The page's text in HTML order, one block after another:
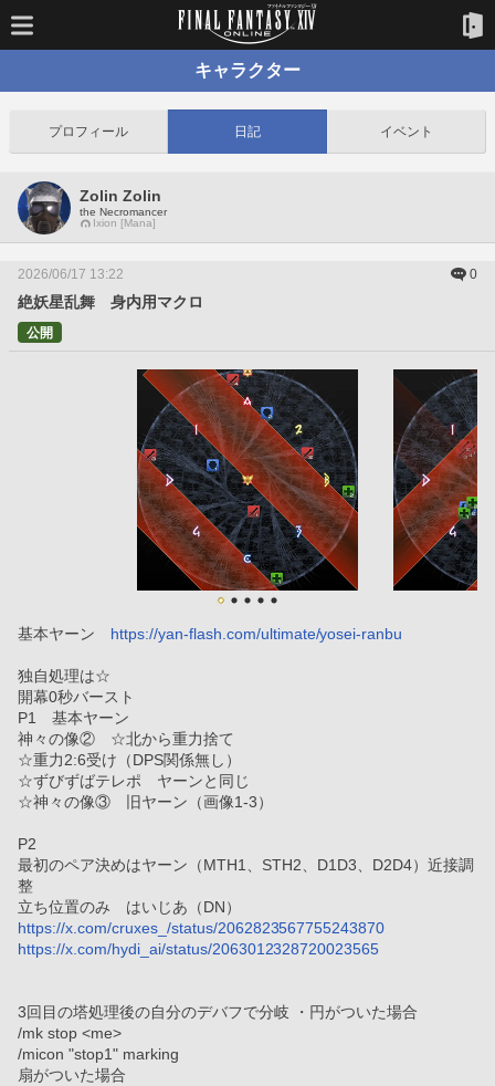
キャラクター
プロフィール 日記 イベント
Zolin Zolin
the Necromancer
Ixion [Mana]
2026/06/17 13:22 0
絶妖星乱舞 身内用マクロ
公開
基本ヤーン https://yan-flash.com/ultimate/yosei-ranbu
独自処理は☆
開幕0秒バースト
P1　基本ヤーン
神々の像②　☆北から重力捨て
☆重力2:6受け（DPS関係無し）
☆ずびずばテレポ　ヤーンと同じ
☆神々の像③　旧ヤーン（画像1-3）
P2
最初のペア決めはヤーン（MTH1、STH2、D1D3、D2D4）近接調
整
立ち位置のみ　はいじあ（DN）
https://x.com/cruxes_/status/2062823567755243870
https://x.com/hydi_ai/status/2063012328720023565
3回目の塔処理後の自分のデバフで分岐 ・円がついた場合
/mk stop <me>
/micon "stop1" marking
扇がついた場合